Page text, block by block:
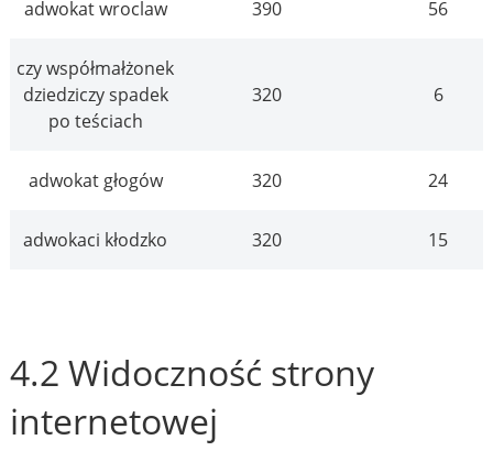
adwokat wroclaw 390 56
czy współmałżonek
dziedziczy spadek
po teściach
320 6
adwokat głogów 320 24
adwokaci kłodzko 320 15
4.2 Widoczność strony
internetowej